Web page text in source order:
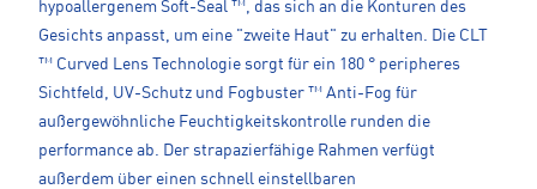
hypoallergenem Soft-Seal ™, das sich an die Konturen des
Gesichts anpasst, um eine "zweite Haut" zu erhalten. Die CLT
™ Curved Lens Technologie sorgt für ein 180 ° peripheres
Sichtfeld, UV-Schutz und Fogbuster ™ Anti-Fog für
außergewöhnliche Feuchtigkeitskontrolle runden die
performance ab. Der strapazierfähige Rahmen verfügt
außerdem über einen schnell einstellbaren